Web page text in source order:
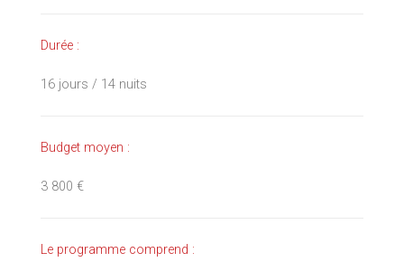
Durée :
16 jours / 14 nuits
Budget moyen :
3 800 €
Le programme comprend :